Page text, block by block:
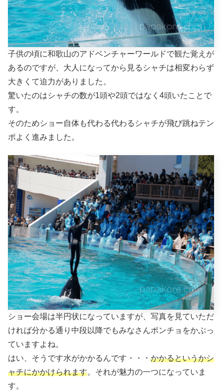
子供の頃に和歌山のアドベンチャーワールドで観た覚えが
あるのですが、大人になってから見るシャチは相変わらず
大きくて迫力がありました。
驚いたのはシャチの数が1頭や2頭ではなく4頭いたことで
す。
そのためショー自体も代わる代わるシャチが飛び跳ねテン
ポよく進みました。
ショー会場は半円状になっていますが、写真を見ていただ
ければ分かる通り中段以降でもみなさんポンチョをかぶっ
ていますよね。
はい、そうです水がかかるんです・・・ かかるというかシ
ャチにかかけられます。それが魅力の一つになっていま
す。